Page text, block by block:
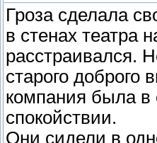
Гроза сделала
в стенах театра
расстраивался.
старого доброго
компания была в
спокойствии.
Они сидели в